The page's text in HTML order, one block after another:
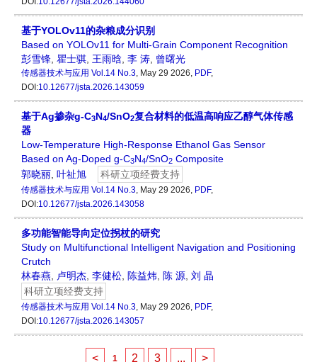
基于YOLOv11的杂粮成分识别
Based on YOLOv11 for Multi-Grain Component Recognition
彭雪锋 瞿士骐 王雨晗 李 涛 曾曙光
传感器技术与应用 Vol.14 No.3 , May 29 2026, PDF,
DOI:10.12677/jsta.2026.143059
基于Ag掺杂g-C3N4/SnO2复合材料的低温高响应乙醇气体传感
器
Low-Temperature High-Response Ethanol Gas Sensor
Based on Ag-Doped g-C3N4/SnO2 Composite
郭晓丽 叶祉旭 科研立项经费支持
传感器技术与应用 Vol.14 No.3 , May 29 2026, PDF,
DOI:10.12677/jsta.2026.143058
多功能智能导向定位拐杖的研究
Study on Multifunctional Intelligent Navigation and Positioning
Crutch
林春燕
卢明杰 李健松 陈益炜 陈 源 刘 晶
科研立项经费支持
传感器技术与应用 Vol.14 No.3 , May 29 2026, PDF,
DOI:10.12677/jsta.2026.143057
< 1 2 3 ... >